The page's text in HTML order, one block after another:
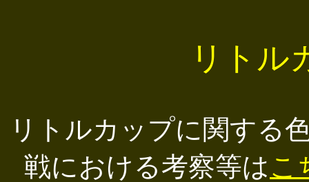
リトル
リトルカップに関する
戦における考察等はこ